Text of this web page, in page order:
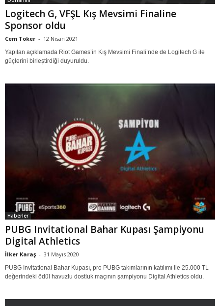
Logitech G, VFŞL Kış Mevsimi Finaline
Sponsor oldu
Cem Toker - 12 Nisan 2021
Yapılan açıklamada Riot Games’in Kış Mevsimi Finali’nde de Logitech G ile
güçlerini birleştirdiği duyuruldu.
Haberler
PUBG Invitational Bahar Kupası Şampiyonu
Digital Athletics
İlker Karaş - 31 Mayıs 2020
PUBG Invitational Bahar Kupası, pro PUBG takımlarının katılımı ile 25.000 TL
değerindeki ödül havuzlu dostluk maçının şampiyonu Digital Athletics oldu.